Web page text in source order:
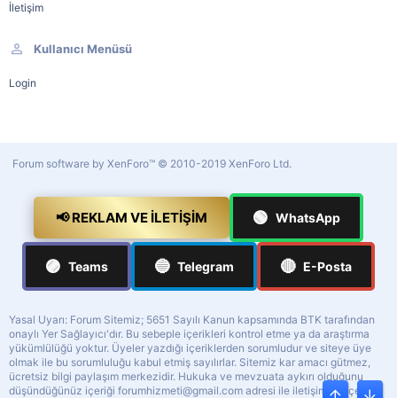
İletişim
Kullanıcı Menüsü
Login
Forum software by XenForo™ © 2010-2019 XenForo Ltd.
📢 REKLAM VE İLETIŞIM 🟢 WhatsApp
🟣 Teams 🔵 Telegram 🔴 E-Posta
Yasal Uyarı: Forum Sitemiz; 5651 Sayılı Kanun kapsamında BTK tarafından
onaylı Yer Sağlayıcı'dır. Bu sebeple içerikleri kontrol etme ya da araştırma
yükümlülüğü yoktur. Üyeler yazdığı içeriklerden sorumludur ve siteye üye
olmak ile bu sorumluluğu kabul etmiş sayılırlar. Sitemiz kar amacı gütmez,
ücretsiz bilgi paylaşım merkezidir. Hukuka ve mevzuata aykırı olduğunu
düşündüğünüz içeriği forumhizmeti@gmail.com adresi ile iletişime geçerek